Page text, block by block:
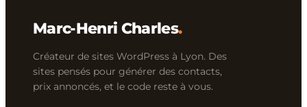
Marc-Henri Charles.
Créateur de sites WordPress à Lyon. Des
sites pensés pour générer des contacts,
prix annoncés, et le code reste à vous.